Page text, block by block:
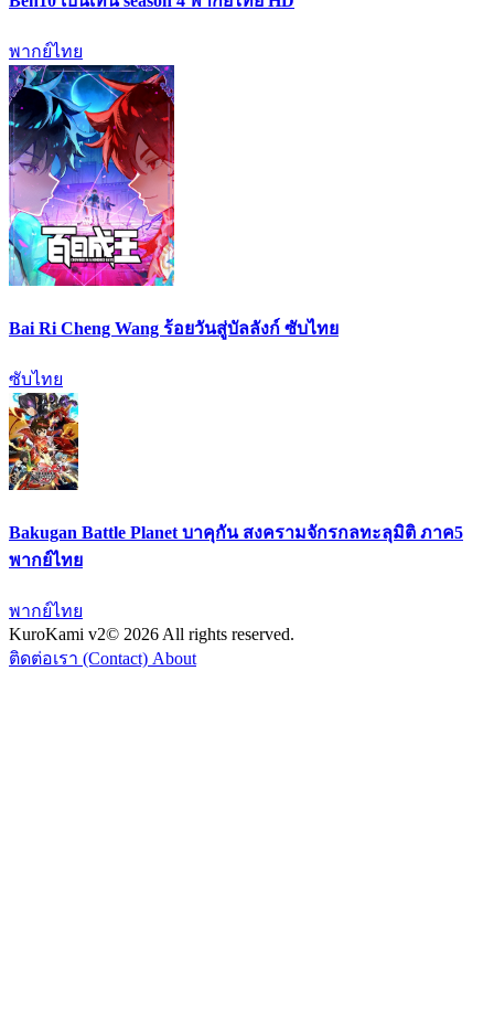
พากย์ไทย
Bai Ri Cheng Wang ร้อยวันสู่บัลลังก์ ซับไทย
ซับไทย
Bakugan Battle Planet บาคุกัน สงครามจักรกลทะลุมิติ ภาค5
พากย์ไทย
พากย์ไทย
KuroKami v2© 2026 All rights reserved.
ติดต่อเรา (Contact) About